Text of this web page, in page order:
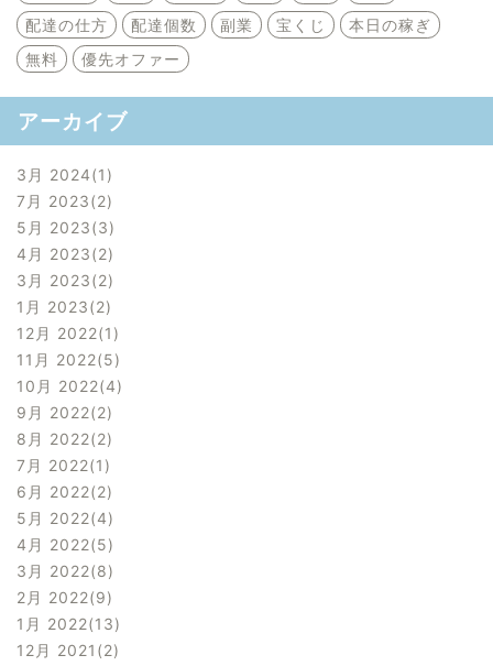
配達の仕方
配達個数 副業 宝くじ
本日の稼ぎ
無料
優先オファー
アーカイブ
3月 2024 1
7月 2023 2
5月 2023 3
4月 2023 2
3月 2023 2
1月 2023 2
12月 2022 1
11月 2022 5
10月 2022 4
9月 2022 2
8月 2022 2
7月 2022 1
6月 2022 2
5月 2022 4
4月 2022 5
3月 2022 8
2月 2022 9
1月 2022 13
12月 2021 2